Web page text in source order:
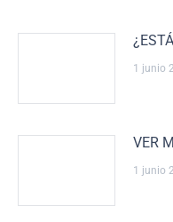
1 junio
VER
1 junio